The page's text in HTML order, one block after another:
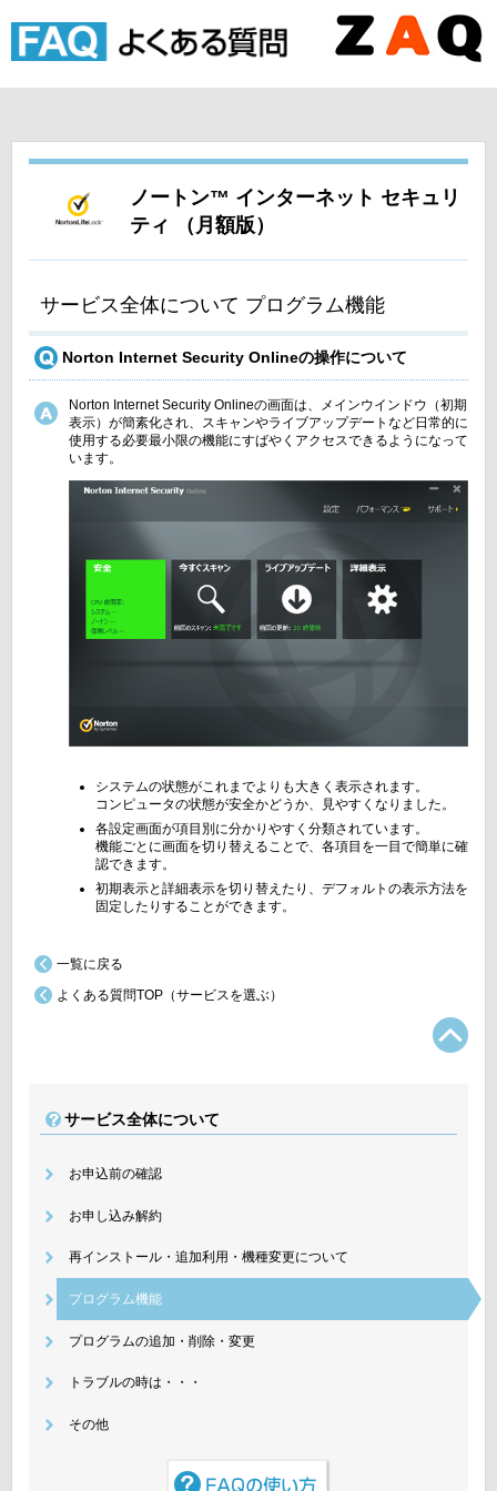
ノートン™ インターネット セキュリ
ティ （月額版）
サービス全体について プログラム機能
Norton Internet Security Onlineの操作について
Norton Internet Security Onlineの画面は、メインウインドウ（初期
表示）が簡素化され、スキャンやライブアップデートなど日常的に
使用する必要最小限の機能にすばやくアクセスできるようになって
います。
システムの状態がこれまでよりも大きく表示されます。
コンピュータの状態が安全かどうか、見やすくなりました。
各設定画面が項目別に分かりやすく分類されています。
機能ごとに画面を切り替えることで、各項目を一目で簡単に確
認できます。
初期表示と詳細表示を切り替えたり、デフォルトの表示方法を
固定したりすることができます。
一覧に戻る
よくある質問TOP（サービスを選ぶ）
サービス全体について
お申込前の確認
お申し込み解約
再インストール・追加利用・機種変更について
プログラム機能
プログラムの追加・削除・変更
トラブルの時は・・・
その他